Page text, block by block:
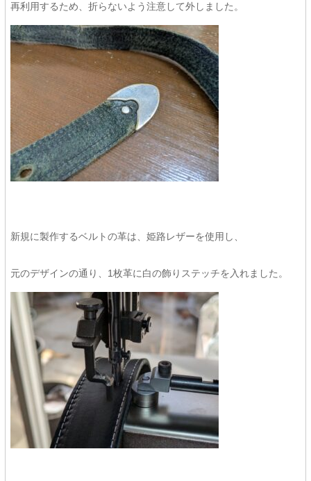
再利用するため、折らないよう注意して外しました。
新規に製作するベルトの革は、姫路レザーを使用し、
元のデザインの通り、1枚革に白の飾りステッチを入れました。